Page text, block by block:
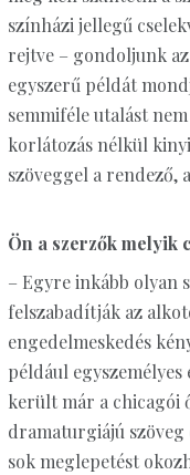
színházi jellegű
rejtve – gondoljunk
egyszerű példát
semmiféle utalást
korlátozás nélkül
szöveggel a rendező,
Ön a szerzők melyik
– Egyre inkább olyan
felszabadítják az
engedelmeskedés
például
került már a chicagói
dramaturgiájú szöveg
sok meglepetést